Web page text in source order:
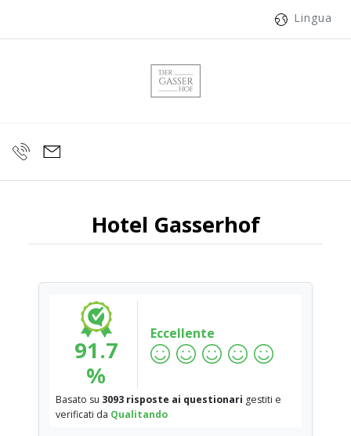
Lingua
Hotel Gasserhof
91.7
%
Eccellente
Basato su 3093 risposte ai questionari gestiti e
verificati da Qualitando